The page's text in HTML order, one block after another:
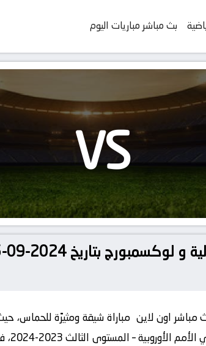
بث مباشر مباريات اليوم
VS
مباشر اون لاين مباراة شيقة ومثيرًة للحماس،
الثالث 2023-2024، في هذا المقال ضمن موقع